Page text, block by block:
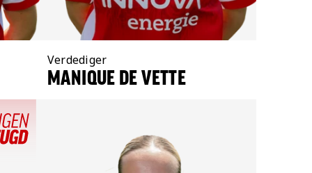
Positie:
Verdediger
MANIQUE DE VETTE